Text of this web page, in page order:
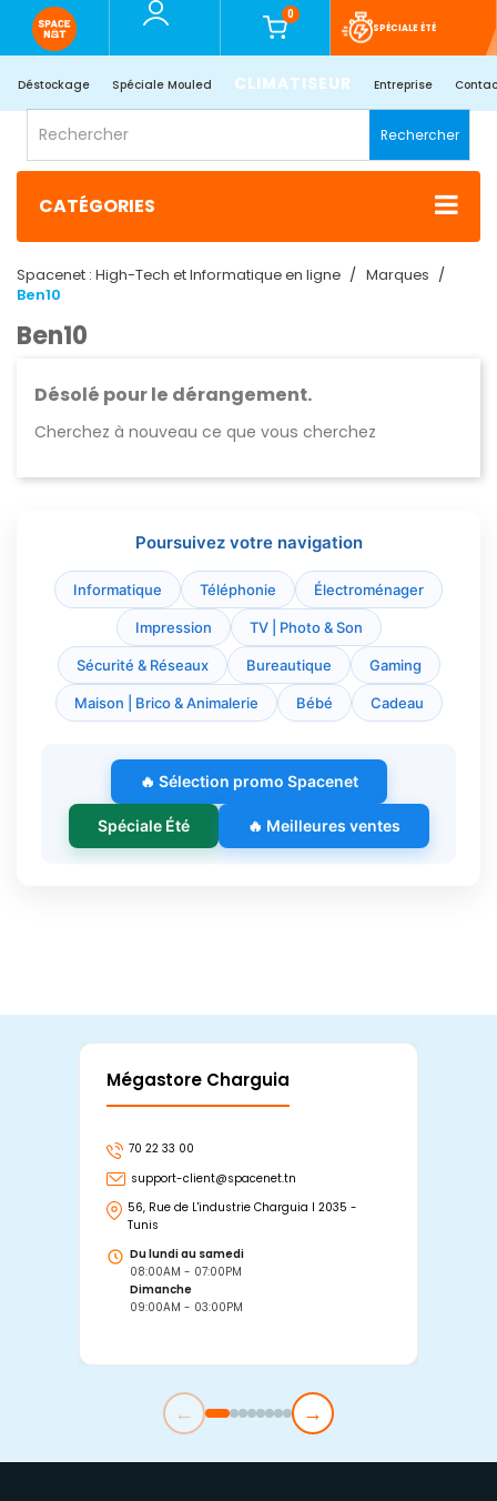
0
SPÉCIALE ÉTÉ
Déstockage Spéciale Mouled CLIMATISEUR Entreprise
Rechercher
CATÉGORIES
Spacenet : High-Tech et Informatique en ligne
Marques
Ben10
Ben10
Désolé pour le dérangement.
Cherchez à nouveau ce que vous cherchez
Poursuivez votre navigation
Informatique Téléphonie Électroménager
Impression TV | Photo & Son
Sécurité & Réseaux Bureautique Gaming
Maison | Brico & Animalerie Bébé Cadeau
🔥 Sélection promo Spacenet
Spéciale Été 🔥 Meilleures ventes
Mégastore Charguia
70 22 33 00
support-client@spacenet.tn
56, Rue de L'industrie Charguia I 2035 -
Tunis
Du lundi au samedi
08:00AM - 07:00PM
Dimanche
09:00AM - 03:00PM
← →